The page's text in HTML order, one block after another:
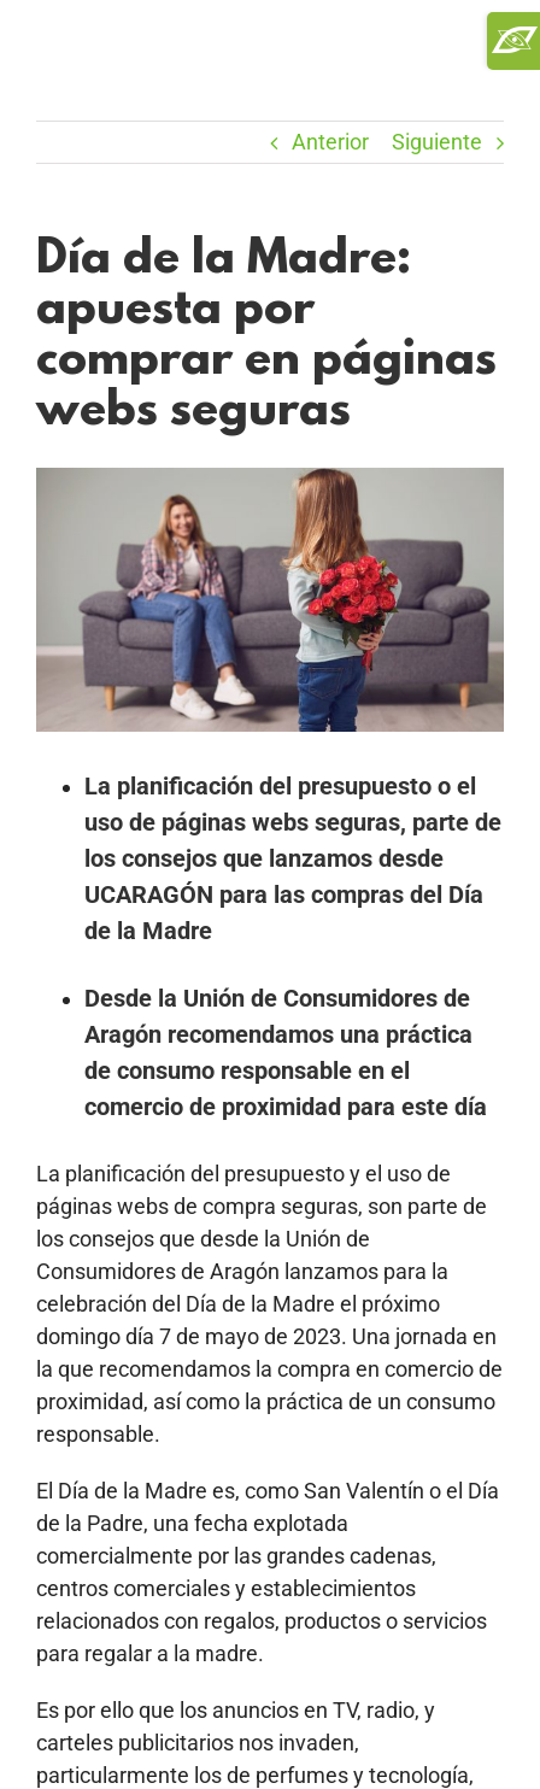
Anterior Siguiente
Día de la Madre:
apuesta por
comprar en páginas
webs seguras
La planificación del presupuesto o el
uso de páginas webs seguras, parte de
los consejos que lanzamos desde
UCARAGÓN para las compras del Día
de la Madre
Desde la Unión de Consumidores de
Aragón recomendamos una práctica
de consumo responsable en el
comercio de proximidad para este día
La planificación del presupuesto y el uso de
páginas webs de compra seguras, son parte de
los consejos que desde la Unión de
Consumidores de Aragón lanzamos para la
celebración del Día de la Madre el próximo
domingo día 7 de mayo de 2023. Una jornada en
la que recomendamos la compra en comercio de
proximidad, así como la práctica de un consumo
responsable.
El Día de la Madre es, como San Valentín o el Día
de la Padre, una fecha explotada
comercialmente por las grandes cadenas,
centros comerciales y establecimientos
relacionados con regalos, productos o servicios
para regalar a la madre.
Es por ello que los anuncios en TV, radio, y
carteles publicitarios nos invaden,
particularmente los de perfumes y tecnología,
Area